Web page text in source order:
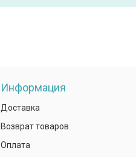
Информация
Доставка
Возврат товаров
Оплата